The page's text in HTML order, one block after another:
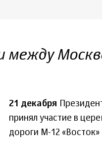
между
21 декабря
принял участие в
дороги М-12 «Восток»